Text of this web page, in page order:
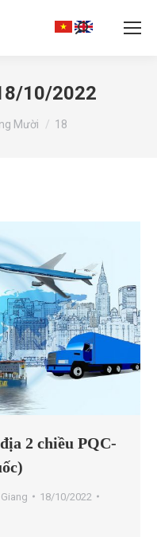
Search:
10/2022
Mười 18
2 chiều PQC-
18/10/2022